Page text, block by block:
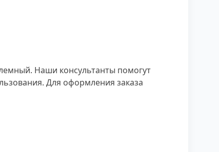
Наши консультанты помогут
Для оформления заказа